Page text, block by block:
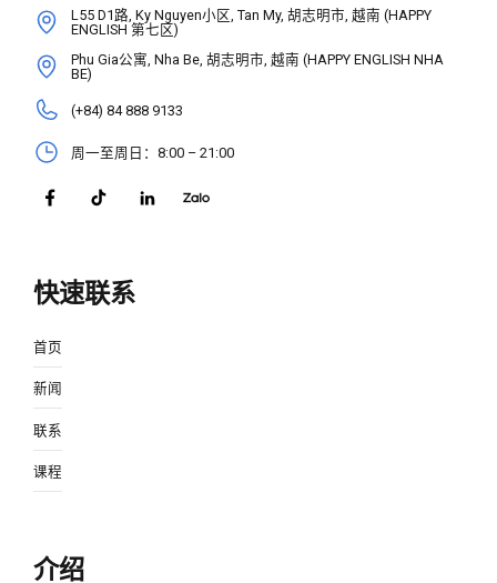
L55 D1路, Ky Nguyen小区, Tan My, 胡志明市, 越南 (HAPPY
ENGLISH 第七区)
Phu Gia公寓, Nha Be, 胡志明市, 越南 (HAPPY ENGLISH NHA
BE)
(+84) 84 888 9133
周一至周日：8:00 – 21:00
快速联系
首页
新闻
联系
课程
介绍